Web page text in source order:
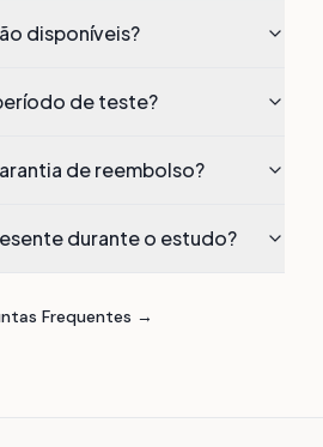
disponíveis?
de teste?
de reembolso?
durante o estudo?
Frequentes →